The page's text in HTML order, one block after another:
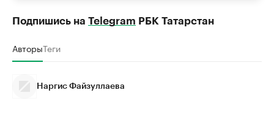
Подпишись на Telegram РБК Татарстан
АвторыТеги
Наргис Файзуллаева